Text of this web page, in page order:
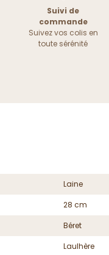
Suivi de
commande
Suivez vos colis en
toute sérénité
Laine
28 cm
Béret
Laulhère